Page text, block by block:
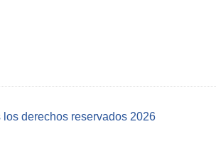
los derechos reservados 2026